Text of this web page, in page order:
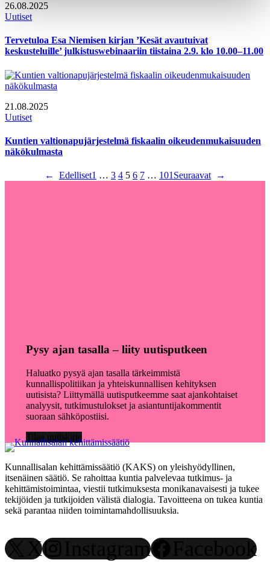
26.08.2025
Uutiset
Tervetuloa Esa Niemisen kirjan ’Kesät avautuivat
keskusteluille’ julkistuswebinaariin tiistaina 2.9. klo 10.00–11.00
21.08.2025
Uutiset
Kuntien valtionapujärjestelmä fiskaalin oikeudenmukaisuuden
näkökulmasta
← Edelliset1 … 3 4 5 6 7 … 101 Seuraavat →
Pysy ajan tasalla – liity uutisputkeen
Haluatko pysyä ajan tasalla tärkeimmistä
kunnallispolitiikan ja yhteiskunnallisen kehityksen
uutisista? Liittymällä uutisputkeemme saat ajankohtaiset
analyysit, tutkimustulokset ja asiantuntijakommentit
suoraan sähköpostiisi.
Tilaa uutiskirje
Kunnallisalan kehittämissäätiö (KAKS) on yleishyödyllinen,
itsenäinen säätiö. Se rahoittaa kuntia palvelevaa tutkimus- ja
kehittämistoimintaa, viestii tutkimuksesta monikanavaisesti ja tukee
tekijöiden ja tutkijoiden välistä dialogia. Tavoitteena on tukea kuntia
sekä parantaa niiden toimintamahdollisuuksia.
X Instagram Facebook